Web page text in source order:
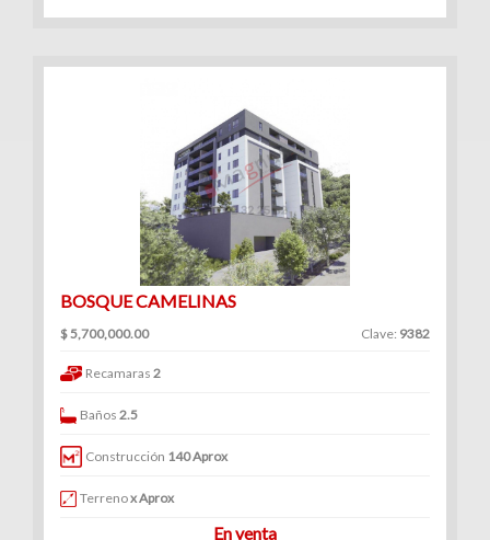
BOSQUE CAMELINAS
$ 5,700,000.00 Clave: 9382
Recamaras 2
Baños2.5
Construcción 140 Aprox
Terrenox Aprox
En venta